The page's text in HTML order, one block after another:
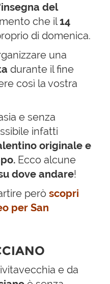
del
che il14
di domenica.
una
durante il fine
così la vostra
e senza
infatti
originale e
Ecco alcune
dove andare!
però scopri
per San
e da